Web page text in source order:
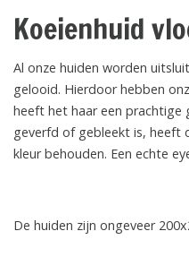
Koeienhuid
Al onze huiden worden
gelooid. Hierdoor hebben
heeft het haar een prachtige
geverfd of gebleekt is, heeft
kleur behouden. Een echte
De huiden zijn ongeveer